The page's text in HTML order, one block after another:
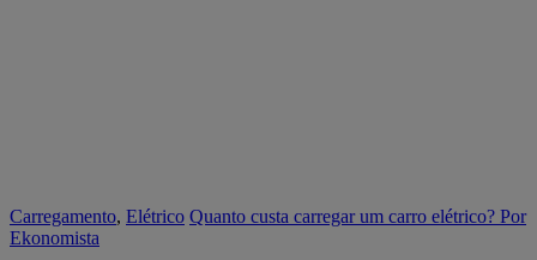
Carregamento, Elétrico Quanto custa carregar um carro elétrico? Por
Ekonomista